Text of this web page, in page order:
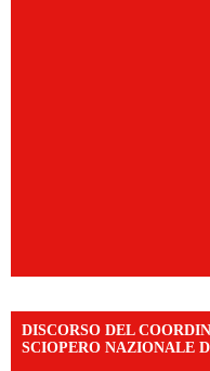
DISCORSO DEL
SCIOPERO NAZIONALE